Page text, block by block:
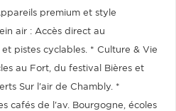
premium et style
air : Accès direct au
pistes cyclables. * Culture & Vie
au Fort, du festival Bières et
Sur l'air de Chambly. *
cafés de l'av. Bourgogne, écoles